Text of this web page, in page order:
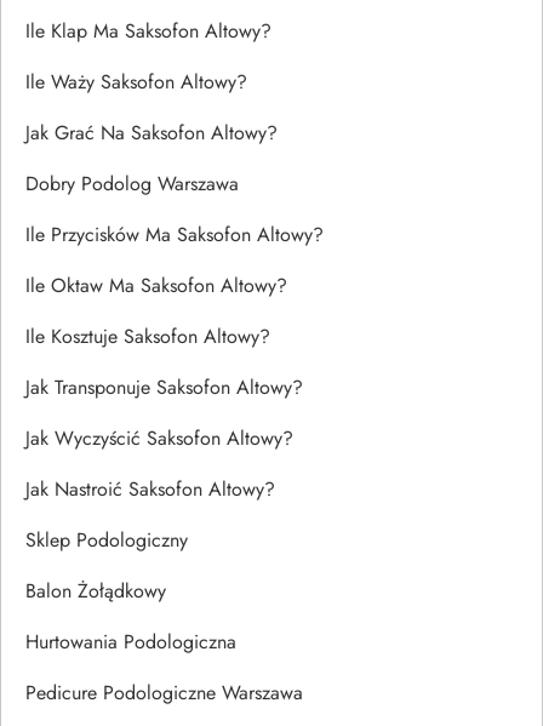
Ile Klap Ma Saksofon Altowy?
Ile Waży Saksofon Altowy?
Jak Grać Na Saksofon Altowy?
Dobry Podolog Warszawa
Ile Przycisków Ma Saksofon Altowy?
Ile Oktaw Ma Saksofon Altowy?
Ile Kosztuje Saksofon Altowy?
Jak Transponuje Saksofon Altowy?
Jak Wyczyścić Saksofon Altowy?
Jak Nastroić Saksofon Altowy?
Sklep Podologiczny
Balon Żołądkowy
Hurtowania Podologiczna
Pedicure Podologiczne Warszawa